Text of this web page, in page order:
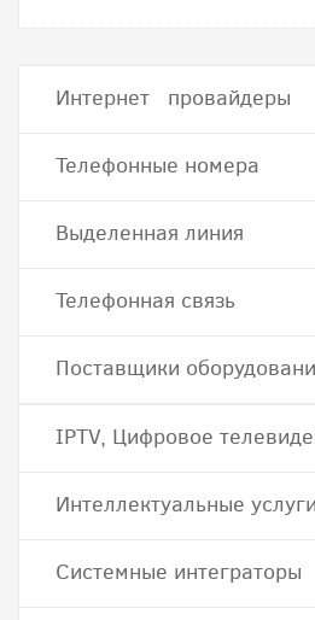
Интернет провайдеры
Телефонные номера
Выделенная линия
Телефонная связь
Поставщики
IPTV, Цифровое
Интеллектуальные услуги
Системные интеграторы